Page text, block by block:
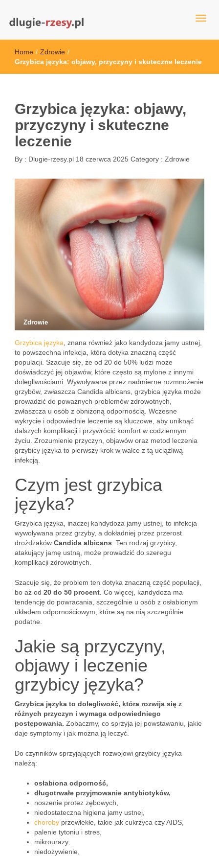
dlugie-rzesy.pl
Home / Zdrowie /
Grzybica języka: objawy, przyczyny i skuteczne leczenie
Grzybica języka: objawy,
przyczyny i skuteczne
leczenie
By : Dlugie-rzesy.pl 18 czerwca 2025 Category : Zdrowie
Zdrowie
Grzybica języka , znana również jako kandydoza jamy ustnej,
to powszechna infekcja, która dotyka znaczną część
populacji. Szacuje się, że od 20 do 50% ludzi może
doświadczyć jej objawów, które często są mylone z innymi
dolegliwościami. Wywoływana przez nadmierne rozmnożenie
grzybów, zwłaszcza Candida albicans, grzybica języka może
prowadzić do poważnych problemów zdrowotnych,
zwłaszcza u osób z obniżoną odpornością. Wczesne
wykrycie i odpowiednie leczenie są kluczowe, aby uniknąć
dalszych komplikacji i przywrócić komfort w codziennym
życiu. Zrozumienie przyczyn, objawów oraz metod leczenia
grzybicy języka to pierwszy krok w walce z tą uciążliwą
infekcją.
Czym jest grzybica
języka?
Grzybica języka, inaczej kandydoza jamy ustnej, to infekcja
wywoływana przez grzyby, a dokładniej przez przerost
drożdżaków Candida albicans . Ten rodzaj grzybicy,
atakujący jamę ustną, może prowadzić do szeregu
komplikacji zdrowotnych.
Szacuje się, że problem ten dotyka znaczną część populacji,
bo aż od 20 do 50 procent . Co więcej, kandydoza ma
tendencję do powracania, szczególnie u osób z osłabionym
układem odpornościowym, które są na nią szczególnie
podatne.
Jakie są przyczyny,
objawy i leczenie
grzybicy języka?
Grzybica języka to dolegliwość, która rozwija się z
różnych przyczyn i wymaga odpowiedniego
postępowania. Zobaczmy, co sprzyja jej powstawaniu, jakie
daje symptomy i jak można ją leczyć.
Do czynników sprzyjających rozwojowi grzybicy języka
należą:
osłabiona odporność,
długotrwałe przyjmowanie antybiotyków,
noszenie protez zębowych,
niedostateczna higiena jamy ustnej,
choroby przewlekłe, takie jak cukrzyca czy AIDS,
palenie tytoniu i stres,
mikrourazy,
niedożywienie,